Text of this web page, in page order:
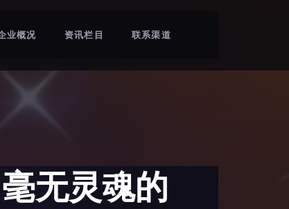
业概况 资讯栏目 联系渠道
无灵魂的